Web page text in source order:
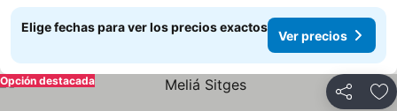
Elige fechas para ver los precios exactos
Ver precios
Compartir
Opción destacada